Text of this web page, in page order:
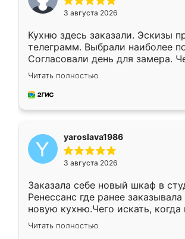
3 августа 2026
Кухню здесь заказали. Эскизы
телеграмм. Выбрали наиболее
Согласовали день для замера.
недели кухня была уже готова.
довольны работой. Спасибо
мебель за качественную работу!
Читать полностью
yaroslava1986
3 августа 2026
Заказала себе новый шкаф в
Ренессанс где ранее заказывала
новую кухню.Чего искать, когда
вполне довольна. Служит кухня
два года, нареканий нет.
Читать полностью